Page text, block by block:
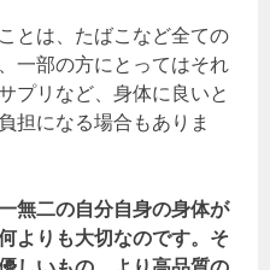
とは、たばこなど全ての
一部の方にとってはそれ
プリなど、身体に良いと
担になる場合もありま
無二の自分自身の身体が
よりも大切なのです。そ